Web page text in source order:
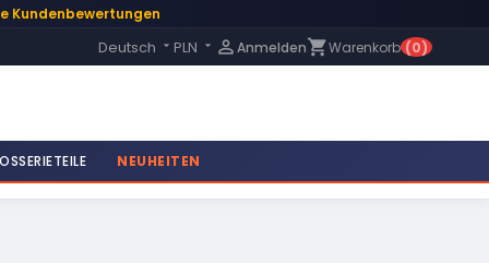
Kundenbewertungen
Language:
Deutsch  PLN  Anmeldenshopping_cartWarenkorb (0)
NEUHEITEN